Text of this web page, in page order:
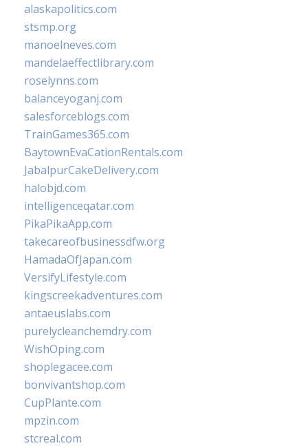
alaskapolitics.com
stsmp.org
manoelneves.com
mandelaeffectlibrary.com
roselynns.com
balanceyoganj.com
salesforceblogs.com
TrainGames365.com
BaytownEvaCationRentals.com
JabalpurCakeDelivery.com
halobjd.com
intelligenceqatar.com
PikaPikaApp.com
takecareofbusinessdfw.org
HamadaOfJapan.com
VersifyLifestyle.com
kingscreekadventures.com
antaeuslabs.com
purelycleanchemdry.com
WishOping.com
shoplegacee.com
bonvivantshop.com
CupPlante.com
mpzin.com
stcreal.com